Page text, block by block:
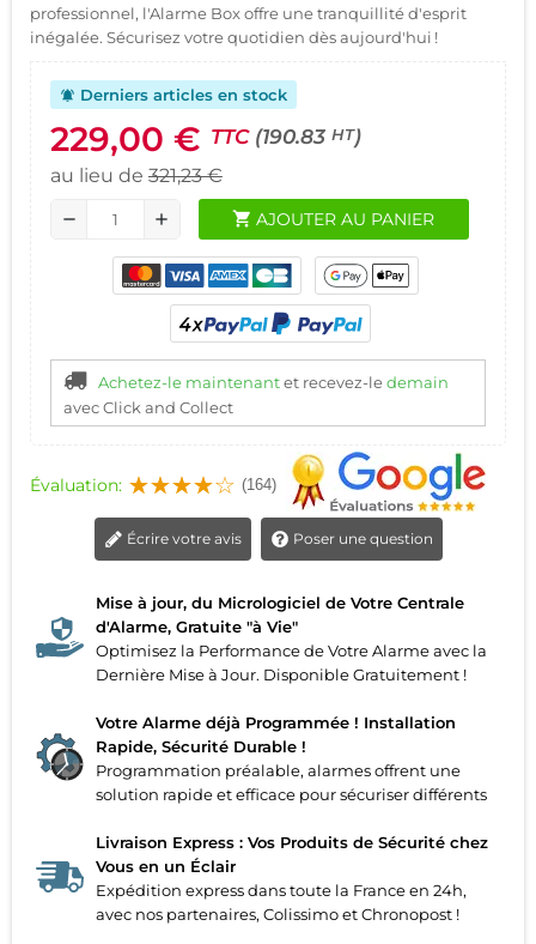
professionnel, l'Alarme Box offre une tranquillité d'esprit
inégalée. Sécurisez votre quotidien dès aujourd'hui !
notifications_active Derniers articles en stock
229,00 € TTC (190.83 HT)
au lieu de 321,23 €
remove add shopping_cart AJOUTER AU PANIER
Achetez-le maintenantet recevez-ledemain
avec Click and Collect
Évaluation: (164)
Écrire votre avis Poser une question
Mise à jour, du Micrologiciel de Votre Centrale
d'Alarme, Gratuite "à Vie"
Optimisez la Performance de Votre Alarme avec la
Dernière Mise à Jour. Disponible Gratuitement !
Votre Alarme déjà Programmée ! Installation
Rapide, Sécurité Durable !
Programmation préalable, alarmes offrent une
solution rapide et efficace pour sécuriser différents
Livraison Express : Vos Produits de Sécurité chez
Vous en un Éclair
Expédition express dans toute la France en 24h,
avec nos partenaires, Colissimo et Chronopost !